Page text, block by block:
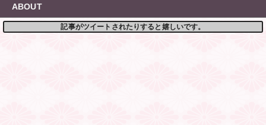
ABOUT
記事がツイートされたりすると嬉しいです。